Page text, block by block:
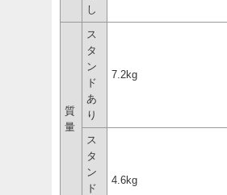
し
質
量
ス
タ
ン
ド
あ
り
7.2kg
ス
タ
ン
ド
4.6kg